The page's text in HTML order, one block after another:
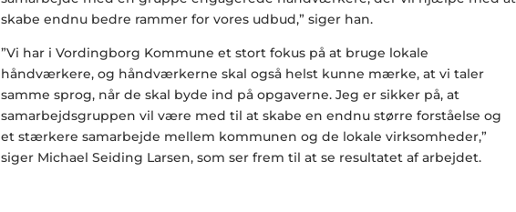
skabe endnu bedre rammer for vores udbud,” siger han.
”Vi har i Vordingborg Kommune et stort fokus på at bruge lokale
håndværkere, og håndværkerne skal også helst kunne mærke, at vi taler
samme sprog, når de skal byde ind på opgaverne. Jeg er sikker på, at
samarbejdsgruppen vil være med til at skabe en endnu større forståelse og
et stærkere samarbejde mellem kommunen og de lokale virksomheder,”
siger Michael Seiding Larsen, som ser frem til at se resultatet af arbejdet.